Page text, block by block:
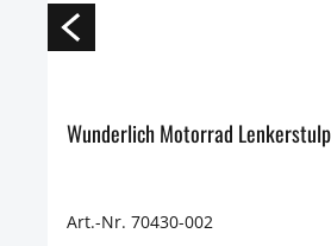
Wunderlich Motorrad
Art.-Nr. 70430-002